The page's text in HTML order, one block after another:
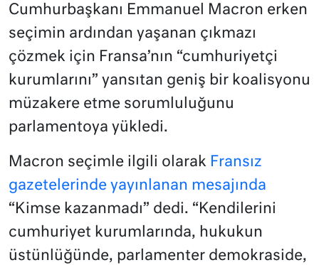
Cumhurbaşkanı Emmanuel Macron erken
seçimin ardından yaşanan çıkmazı
çözmek için Fransa’nın “cumhuriyetçi
kurumlarını” yansıtan geniş bir koalisyonu
müzakere etme sorumluluğunu
parlamentoya yükledi.
Macron seçimle ilgili olarak Fransız
gazetelerinde yayınlanan mesajında
“Kimse kazanmadı” dedi. “Kendilerini
cumhuriyet kurumlarında, hukukun
üstünlüğünde, parlamenter demokraside,